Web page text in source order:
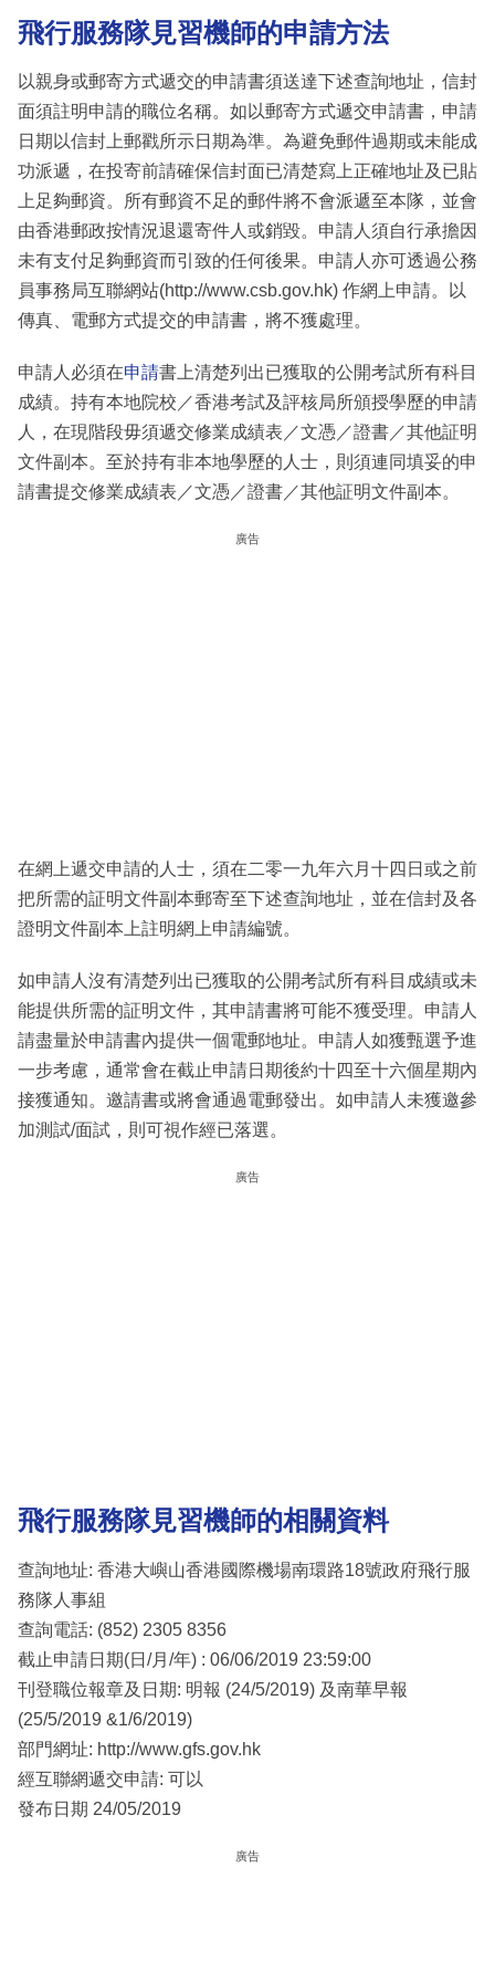
飛行服務隊見習機師的申請方法
以親身或郵寄方式遞交的申請書須送達下述查詢地址，信封
面須註明申請的職位名稱。如以郵寄方式遞交申請書，申請
日期以信封上郵戳所示日期為準。為避免郵件過期或未能成
功派遞，在投寄前請確保信封面已清楚寫上正確地址及已貼
上足夠郵資。所有郵資不足的郵件將不會派遞至本隊，並會
由香港郵政按情況退還寄件人或銷毀。申請人須自行承擔因
未有支付足夠郵資而引致的任何後果。申請人亦可透過公務
員事務局互聯網站(http://www.csb.gov.hk) 作網上申請。以
傳真、電郵方式提交的申請書，將不獲處理。
申請人必須在申請書上清楚列出已獲取的公開考試所有科目
成績。持有本地院校／香港考試及評核局所頒授學歷的申請
人，在現階段毋須遞交修業成績表／文憑／證書／其他証明
文件副本。至於持有非本地學歷的人士，則須連同填妥的申
請書提交修業成績表／文憑／證書／其他証明文件副本。
廣告
在網上遞交申請的人士，須在二零一九年六月十四日或之前
把所需的証明文件副本郵寄至下述查詢地址，並在信封及各
證明文件副本上註明網上申請編號。
如申請人沒有清楚列出已獲取的公開考試所有科目成績或未
能提供所需的証明文件，其申請書將可能不獲受理。申請人
請盡量於申請書內提供一個電郵地址。申請人如獲甄選予進
一步考慮，通常會在截止申請日期後約十四至十六個星期內
接獲通知。邀請書或將會通過電郵發出。如申請人未獲邀參
加測試/面試，則可視作經已落選。
廣告
飛行服務隊見習機師的相關資料
查詢地址: 香港大嶼山香港國際機場南環路18號政府飛行服
務隊人事組
查詢電話: (852) 2305 8356
截止申請日期(日/月/年) : 06/06/2019 23:59:00
刊登職位報章及日期: 明報 (24/5/2019) 及南華早報
(25/5/2019 &1/6/2019)
部門網址: http://www.gfs.gov.hk
經互聯網遞交申請: 可以
發布日期 24/05/2019
廣告